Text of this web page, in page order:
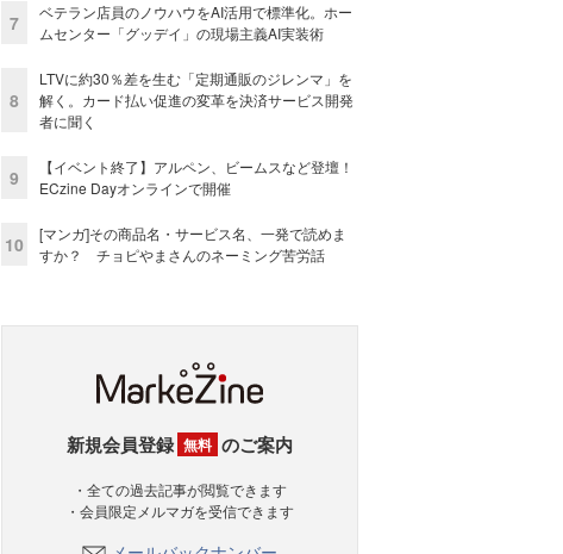
7
ベテラン店員のノウハウをAI活用で標準化。ホー
ムセンター「グッデイ」の現場主義AI実装術
8
LTVに約30％差を生む「定期通販のジレンマ」を
解く。カード払い促進の変革を決済サービス開発
者に聞く
9
【イベント終了】アルペン、ビームスなど登壇！
ECzine Dayオンラインで開催
10
[マンガ]その商品名・サービス名、一発で読めま
すか？ チョピやまさんのネーミング苦労話
新規会員登録 無料 のご案内
・全ての過去記事が閲覧できます
・会員限定メルマガを受信できます